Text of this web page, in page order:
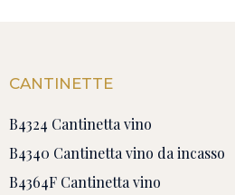
CANTINETTE
B4324 Cantinetta vino
B4340 Cantinetta vino da incasso
B4364F Cantinetta vino